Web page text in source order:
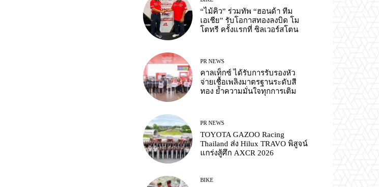
“ไม้คิว” ร่วมทัพ “ฮอนด้า ทีม
เอเชีย” รับโอกาสทองลงบิด โม
โตทรี ครั้งแรกที่ ซิลเวอร์สโตน
PR NEWS
คาลเท็กซ์ ได้รับการรับรองหัว
จ่ายเชื้อเพลิงมาตรฐานระดับสี
ทอง ย้ำความมั่นใจทุกการเติม
PR NEWS
TOYOTA GAZOO Racing
Thailand ส่ง Hilux TRAVO พิสูจน์
แกร่งสู้ศึก AXCR 2026
BIKE